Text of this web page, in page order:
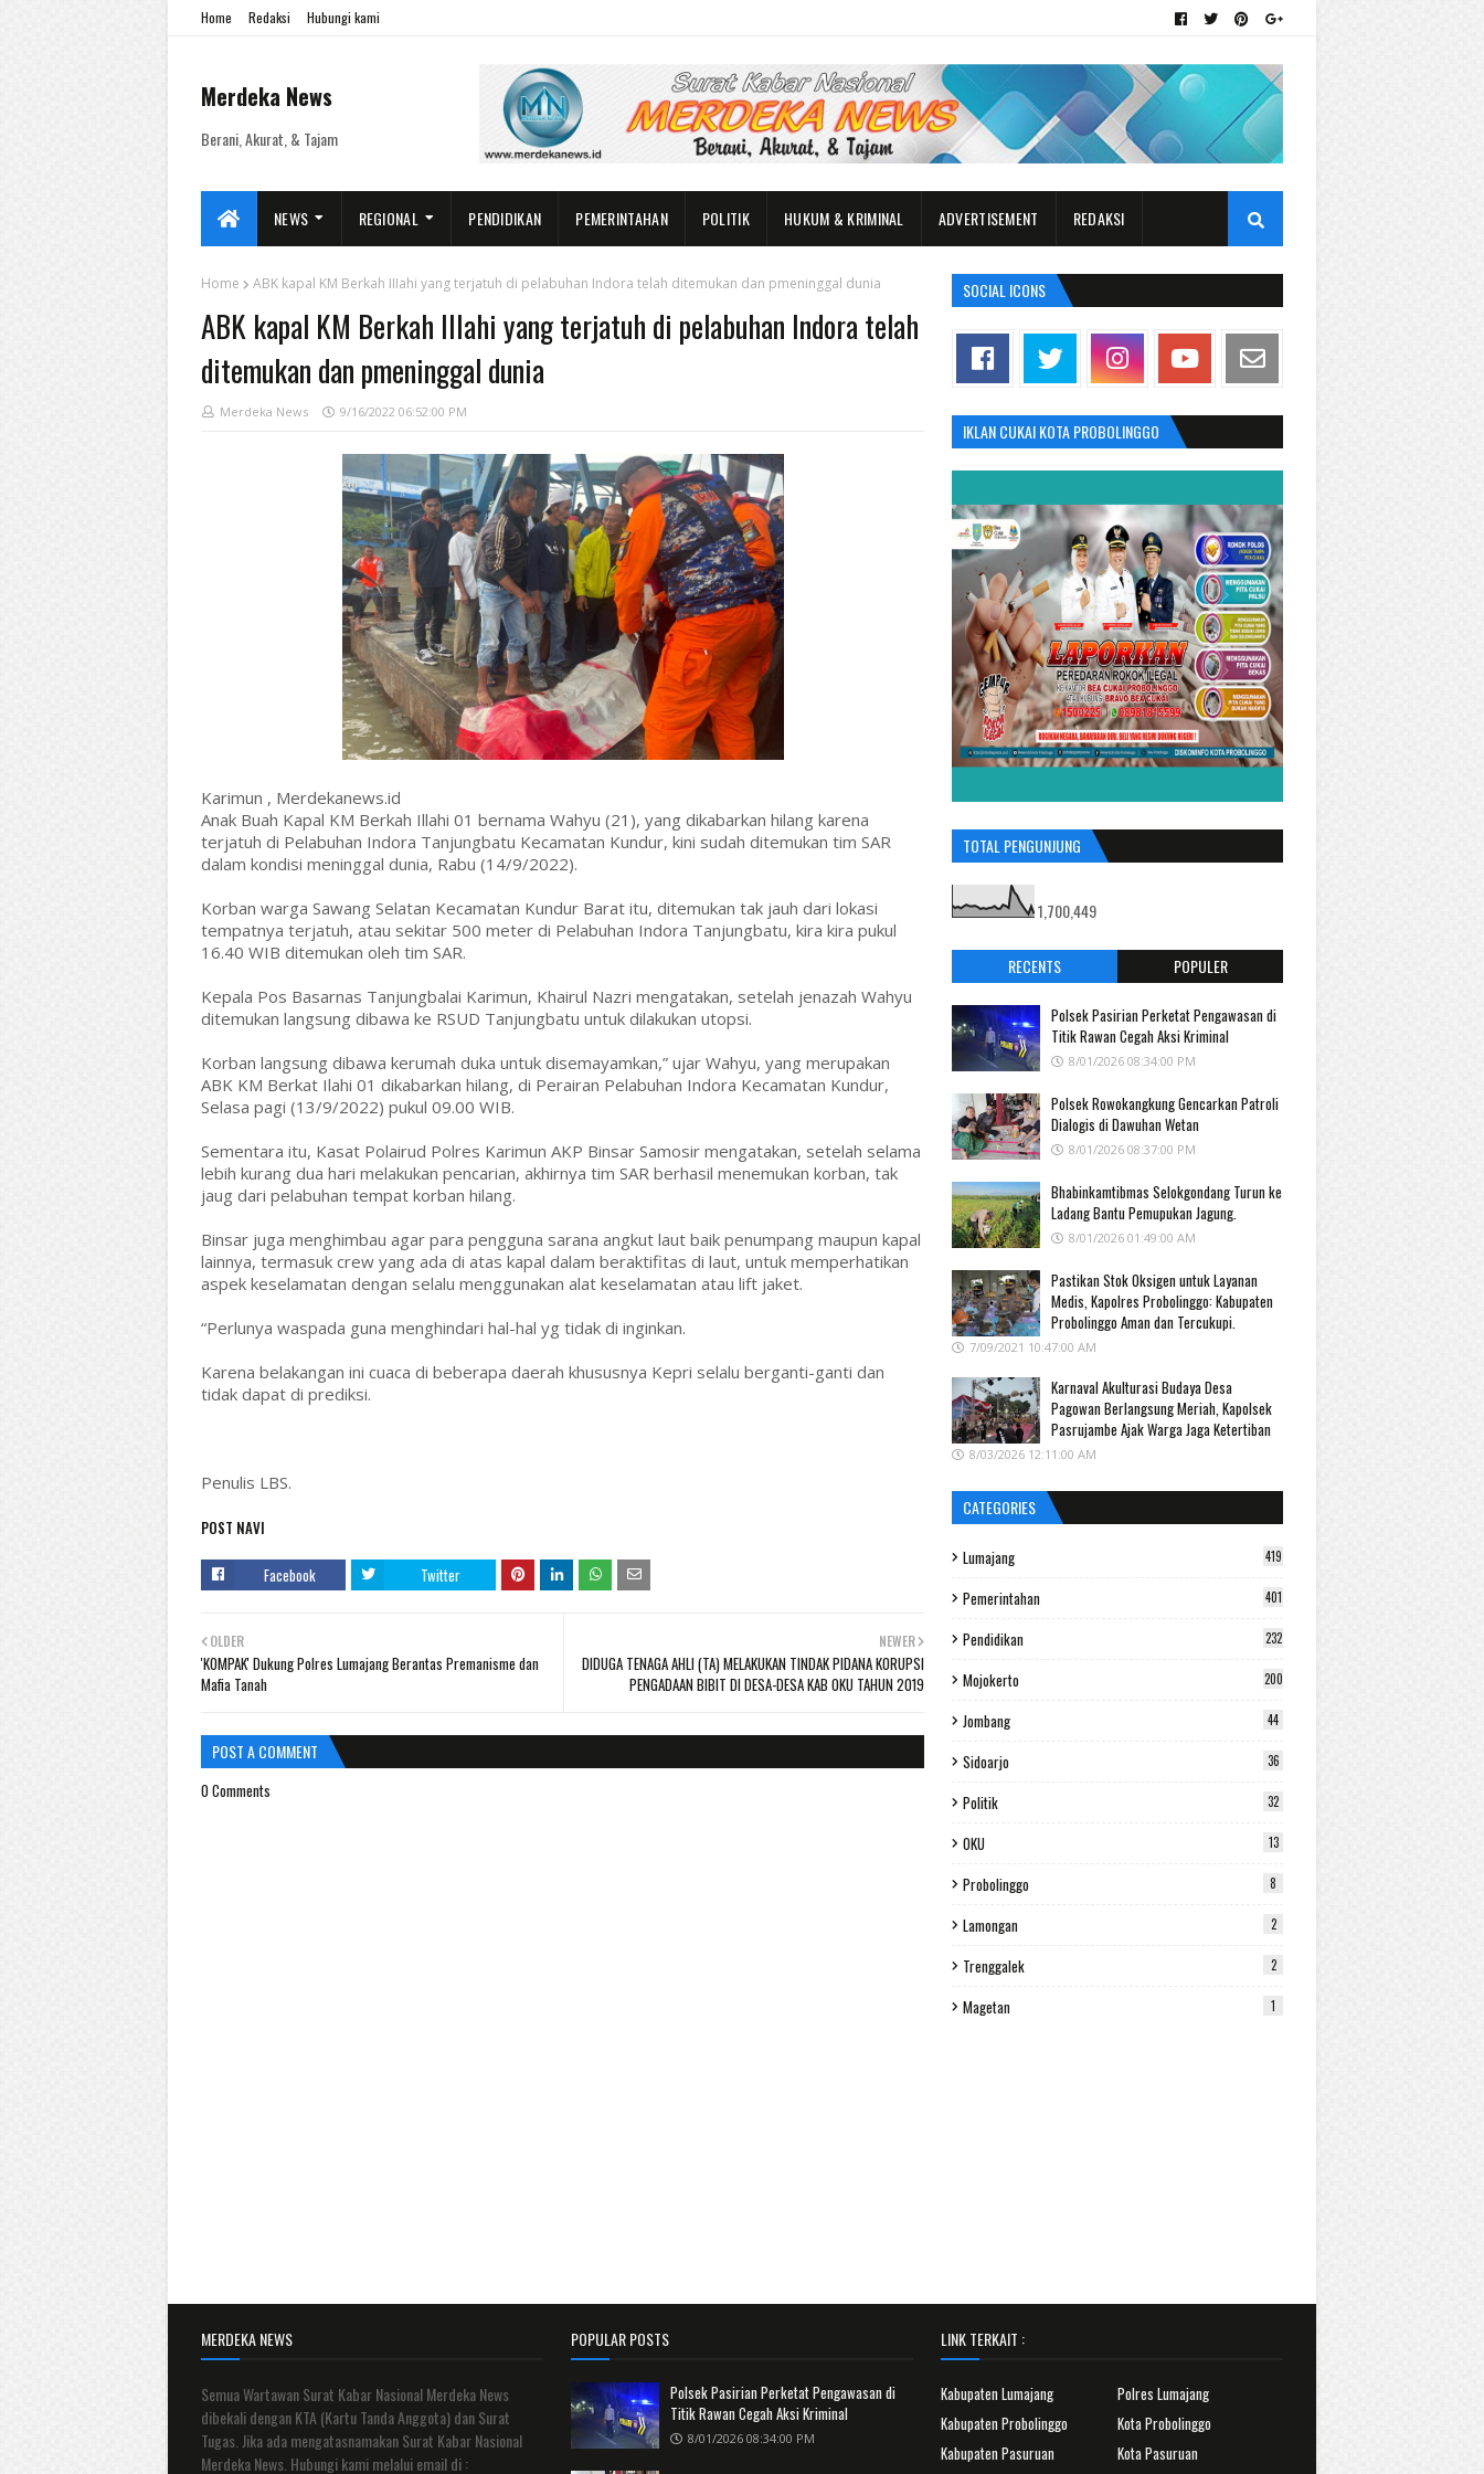
Home Redaksi Hubungi kami
Merdeka News
Berani, Akurat, & Tajam
NEWS REGIONAL PENDIDIKAN PEMERINTAHAN POLITIK HUKUM & KRIMINAL ADVERTISEMENT REDAKSI
Home ABK kapal KM Berkah IIIahi yang terjatuh di pelabuhan Indora telah ditemukan dan pmeninggal dunia
ABK kapal KM Berkah IIIahi yang terjatuh di pelabuhan Indora telah
ditemukan dan pmeninggal dunia
Merdeka News 9/16/2022 06:52:00 PM
Karimun , Merdekanews.id
Anak Buah Kapal KM Berkah Illahi 01 bernama Wahyu (21), yang dikabarkan hilang karena
terjatuh di Pelabuhan Indora Tanjungbatu Kecamatan Kundur, kini sudah ditemukan tim SAR
dalam kondisi meninggal dunia, Rabu (14/9/2022).
Korban warga Sawang Selatan Kecamatan Kundur Barat itu, ditemukan tak jauh dari lokasi
tempatnya terjatuh, atau sekitar 500 meter di Pelabuhan Indora Tanjungbatu, kira kira pukul
16.40 WIB ditemukan oleh tim SAR.
Kepala Pos Basarnas Tanjungbalai Karimun, Khairul Nazri mengatakan, setelah jenazah Wahyu
ditemukan langsung dibawa ke RSUD Tanjungbatu untuk dilakukan utopsi.
Korban langsung dibawa kerumah duka untuk disemayamkan,” ujar Wahyu, yang merupakan
ABK KM Berkat Ilahi 01 dikabarkan hilang, di Perairan Pelabuhan Indora Kecamatan Kundur,
Selasa pagi (13/9/2022) pukul 09.00 WIB.
Sementara itu, Kasat Polairud Polres Karimun AKP Binsar Samosir mengatakan, setelah selama
lebih kurang dua hari melakukan pencarian, akhirnya tim SAR berhasil menemukan korban, tak
jaug dari pelabuhan tempat korban hilang.
Binsar juga menghimbau agar para pengguna sarana angkut laut baik penumpang maupun kapal
lainnya, termasuk crew yang ada di atas kapal dalam beraktifitas di laut, untuk memperhatikan
aspek keselamatan dengan selalu menggunakan alat keselamatan atau lift jaket.
“Perlunya waspada guna menghindari hal-hal yg tidak di inginkan.
Karena belakangan ini cuaca di beberapa daerah khususnya Kepri selalu berganti-ganti dan
tidak dapat di prediksi.
Penulis LBS.
POST NAVI
Facebook Twitter
NEWER
DIDUGA TENAGA AHLI (TA) MELAKUKAN TINDAK PIDANA KORUPSI
PENGADAAN BIBIT DI DESA-DESA KAB OKU TAHUN 2019
OLDER
'KOMPAK' Dukung Polres Lumajang Berantas Premanisme dan
Mafia Tanah
POST A COMMENT
0 Comments
SOCIAL ICONS
IKLAN CUKAI KOTA PROBOLINGGO
TOTAL PENGUNJUNG
1,700,449
RECENTS POPULER
Polsek Pasirian Perketat Pengawasan di
Titik Rawan Cegah Aksi Kriminal
8/01/2026 08:34:00 PM
Polsek Rowokangkung Gencarkan Patroli
Dialogis di Dawuhan Wetan
8/01/2026 08:37:00 PM
Bhabinkamtibmas Selokgondang Turun ke
Ladang Bantu Pemupukan Jagung.
8/01/2026 01:49:00 AM
Pastikan Stok Oksigen untuk Layanan
Medis, Kapolres Probolinggo: Kabupaten
Probolinggo Aman dan Tercukupi.
7/09/2021 10:47:00 AM
Karnaval Akulturasi Budaya Desa
Pagowan Berlangsung Meriah, Kapolsek
Pasrujambe Ajak Warga Jaga Ketertiban
8/03/2026 12:11:00 AM
CATEGORIES
Lumajang 419
Pemerintahan 401
Pendidikan 232
Mojokerto 200
Jombang 44
Sidoarjo 36
Politik 32
OKU 13
Probolinggo 8
Lamongan 2
Trenggalek 2
Magetan 1
MERDEKA NEWS
Semua Wartawan Surat Kabar Nasional Merdeka News
dibekali dengan KTA (Kartu Tanda Anggota) dan Surat
Tugas. Jika ada mengatasnamakan Surat Kabar Nasional
Merdeka News. Hubungi kami melalui email di :
POPULAR POSTS
Polsek Pasirian Perketat Pengawasan di
Titik Rawan Cegah Aksi Kriminal
8/01/2026 08:34:00 PM
LINK TERKAIT :
Kabupaten Lumajang
Polres Lumajang
Kabupaten Probolinggo
Kota Probolinggo
Kabupaten Pasuruan
Kota Pasuruan